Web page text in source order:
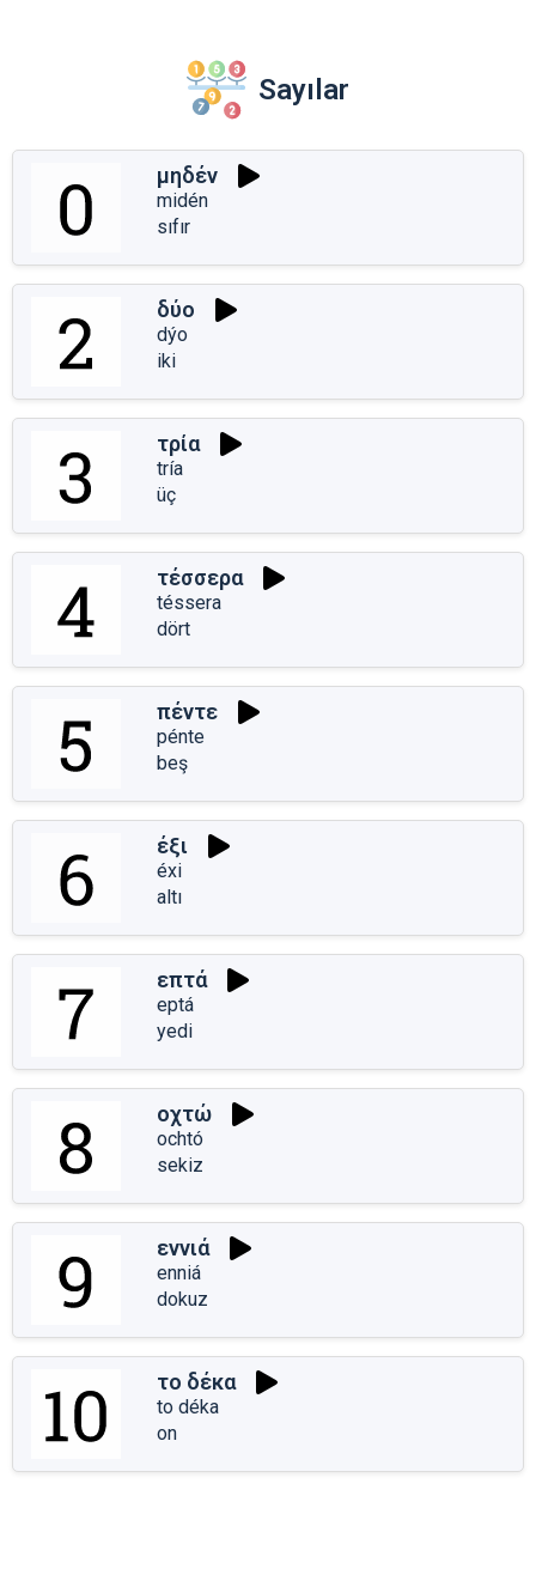
Sayılar
μηδέν
midén
sıfır
δύο
dýo
iki
τρία
tría
üç
τέσσερα
téssera
dört
πέντε
pénte
beş
έξι
éxi
altı
επτά
eptá
yedi
οχτώ
ochtó
sekiz
εννιά
enniá
dokuz
το δέκα
to déka
on